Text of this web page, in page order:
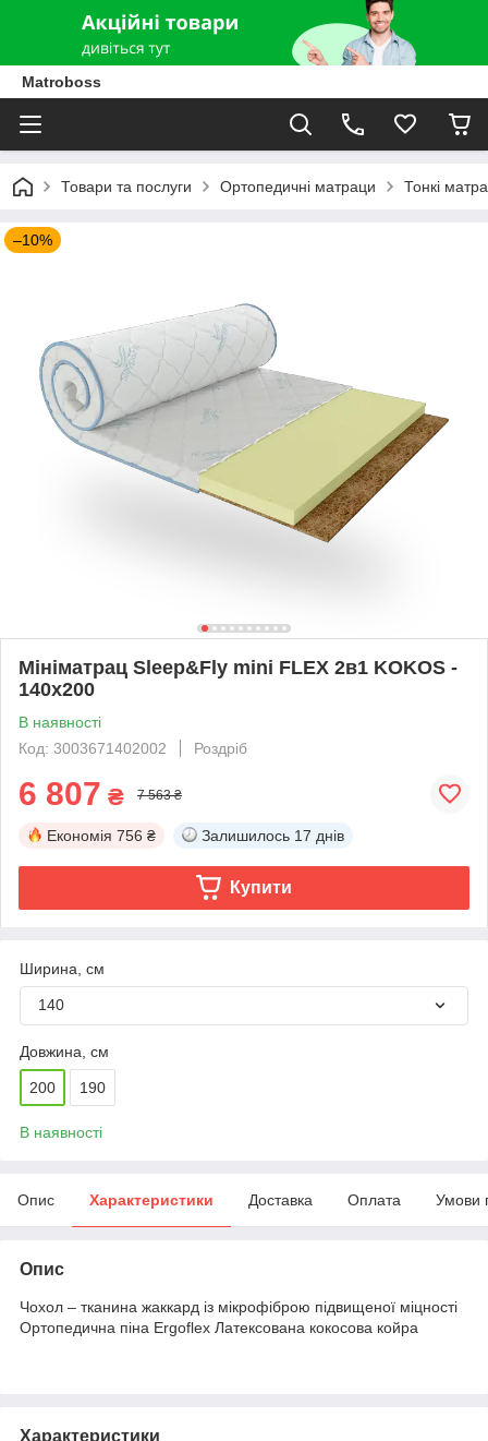
Matroboss
Товари та послуги Ортопедичні матраци Тонкі
–10%
Мініматрац Sleep&Fly mini FLEX 2в1 KOKOS -
140х200
В наявності
Код: 3003671402002
Роздріб
6 807 ₴ 7 563 ₴
Економія 756 ₴ Залишилось 17 днів
Купити
Ширина, см
140
Довжина, см
200 190
В наявності
Опис Характеристики Доставка Оплата Умови
Опис
Чохол – тканина жаккард із мікрофіброю підвищеної міцності
Ортопедична піна Ergoflex Латексована кокосова койра
Характеристики